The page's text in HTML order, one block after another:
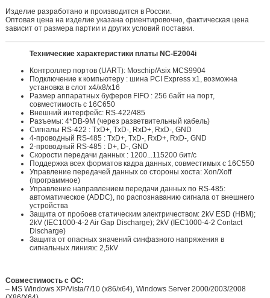
Изделие разработано и производится в России.
Оптовая цена на изделие указана ориентировочно, фактическая цена
зависит от размера партии и других условий поставки.
Технические характеристики платы NC-E2004i
Контроллер портов (UART): Moschip/Asix MCS9904
Подключение к компьютеру : шина PCI Express x1, возможна
установка в слот x4/x8/x16
Размер аппаратных буферов FIFO : 256 байт на порт,
совместимость с 16C650
Внешний интерфейс: RS-422/485
Разъемы: 4*DB-9M (через разветвительный кабель)
Сигналы RS-422 : TxD+, TxD-, RxD+, RxD-, GND
4-проводный RS-485 : TxD+, TxD-, RxD+, RxD-, GND
2-проводный RS-485 : D+, D-, GND
Скорости передачи данных : 1200...115200 бит/с
Поддержка всех форматов кадра данных, совместимых с 16C550
Управление передачей данных со стороны хоста: Xon/Xoff
(программное)
Управление направлением передачи данных по RS-485:
автоматическое (ADDC), по распознаванию сигнала от внешнего
устройства
Защита от пробоев статическим электричеством: 2kV ESD (HBM);
2kV (IEC1000-4-2 Air Gap Discharge); 2kV (IEC1000-4-2 Contact
Discharge)
Защита от опасных значений синфазного напряжения в
сигнальных линиях: 2,5kV
Совместимость с ОС:
– MS Windows XP/Vista/7/10 (x86/x64), Windows Server 2000/2003/2008